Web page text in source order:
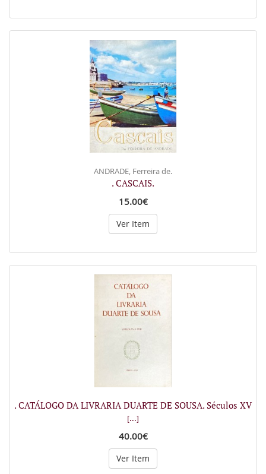
ANDRADE, Ferreira de.
. CASCAIS.
15.00€
Ver Item
. CATÁLOGO DA LIVRARIA DUARTE DE SOUSA. Séculos XV
[...]
40.00€
Ver Item